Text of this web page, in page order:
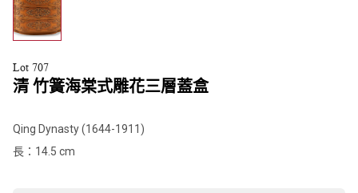
Lot 707
Qing Dynasty (1644-1911)
長：14.5 cm